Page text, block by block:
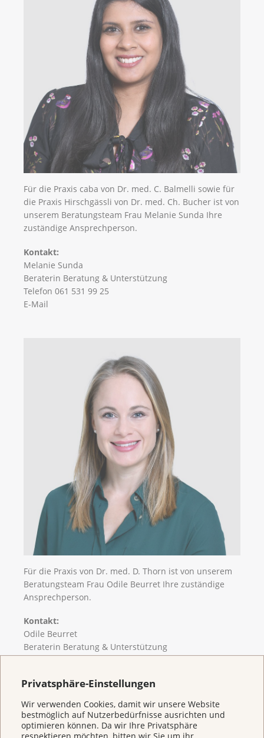
Privatsphäre-Einstellungen
Wir verwenden Cookies, damit wir unsere Website
bestmöglich auf Nutzerbedürfnisse ausrichten und
optimieren können. Da wir Ihre Privatsphäre
Für die Praxis caba von Dr. med. C. Balmelli sowie für
die Praxis Hirschgässli von Dr. med. Ch. Bucher ist von
unserem Beratungsteam Frau Melanie Sunda Ihre
zuständige Ansprechperson.
Kontakt:
Melanie Sunda
Beraterin Beratung & Unterstützung
Telefon 061 531 99 25
E-Mail
Für die Praxis von Dr. med. D. Thorn ist von unserem
Beratungsteam Frau Odile Beurret Ihre zuständige
Ansprechperson.
Kontakt:
Odile Beurret
Beraterin Beratung & Unterstützung
Flyer_Früherkennung sozialer Probleme 2025
(pdf, 488 KB)